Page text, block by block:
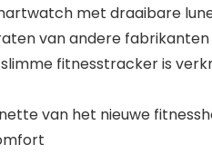
met draaibare
van andere
fitnesstracker is
van het nieuwe